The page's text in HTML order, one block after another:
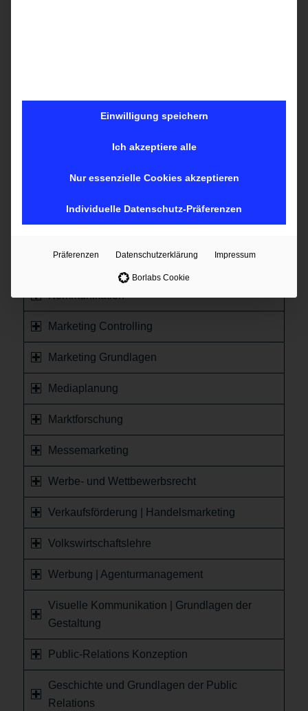
DSGVO (Datenschutz-Grundverordnung) und
E-Learning-Paket mit Online-Marketing
Kommunikation
Marketing Controlling
Marketing Grundlagen
Mediaplanung
Marktforschung
Messemarketing
Werbe- und Wettbewerbsrecht
Verkaufsförderung | Handelsmarketing
Volkswirtschaftslehre
Werbung | Agenturmanagement
Visuelle Kommunikation | Grundlagen der
Gestaltung
Public-Relations Konzeption
Geschichte und Grundlagen der Public
Relations
Einwilligung speichern
Ich akzeptiere alle
Nur essenzielle Cookies akzeptieren
Individuelle Datenschutz-Präferenzen
Präferenzen Datenschutzerklärung Impressum
Borlabs Cookie